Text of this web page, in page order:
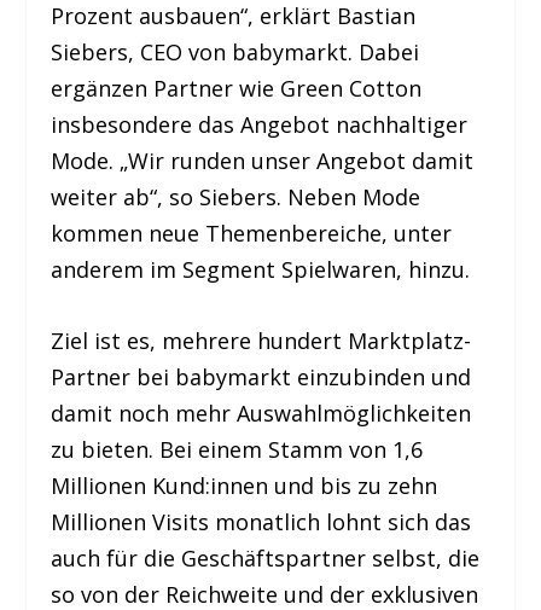
Prozent ausbauen“, erklärt Bastian
Siebers, CEO von babymarkt. Dabei
ergänzen Partner wie Green Cotton
insbesondere das Angebot nachhaltiger
Mode. „Wir runden unser Angebot damit
weiter ab“, so Siebers. Neben Mode
kommen neue Themenbereiche, unter
anderem im Segment Spielwaren, hinzu.
Ziel ist es, mehrere hundert Marktplatz-
Partner bei babymarkt einzubinden und
damit noch mehr Auswahlmöglichkeiten
zu bieten. Bei einem Stamm von 1,6
Millionen Kund:innen und bis zu zehn
Millionen Visits monatlich lohnt sich das
auch für die Geschäftspartner selbst, die
so von der Reichweite und der exklusiven